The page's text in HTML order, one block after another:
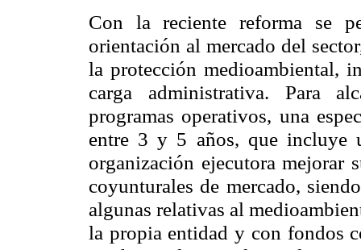
Con la reciente reforma se
orientación al mercado del
la protección medioambiental,
carga administrativa. Para
programas operativos, una
entre 3 y 5 años, que incluye
organización ejecutora mejorar
coyunturales de mercado,
algunas relativas al
la propia entidad y con fondos